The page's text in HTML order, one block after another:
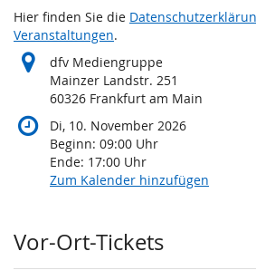
Hier finden Sie die
Veranstaltungen.
dfv Mediengruppe
Mainzer Landstr. 251
60326 Frankfurt am Main
Di, 10. November 2026
Beginn: 09:00 Uhr
Ende: 17:00 Uhr
Zum Kalender hinzufügen
Produkte
Vor-Ort-Tickets